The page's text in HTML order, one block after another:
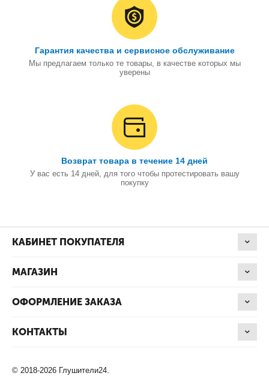
Гарантия качества и сервисное обслуживание
Мы предлагаем только те товары, в качестве которых мы
уверены
Возврат товара в течение 14 дней
У вас есть 14 дней, для того чтобы протестировать вашу
покупку
КАБИНЕТ ПОКУПАТЕЛЯ
МАГАЗИН
ОФОРМЛЕНИЕ ЗАКАЗА
КОНТАКТЫ
© 2018-2026 Глушители24.